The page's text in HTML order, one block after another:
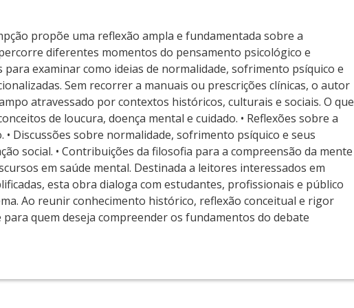
propõe uma reflexão ampla e fundamentada sobre a
diferentes momentos do pensamento psicológico e
examinar como ideias de normalidade, sofrimento psíquico e
Sem recorrer a manuais ou prescrições clínicas, o autor
atravessado por contextos históricos, culturais e sociais. O que
de loucura, doença mental e cuidado. • Reflexões sobre a
Discussões sobre normalidade, sofrimento psíquico e seus
social. • Contribuições da filosofia para a compreensão da mente
em saúde mental. Destinada a leitores interessados em
esta obra dialoga com estudantes, profissionais e público
Ao reunir conhecimento histórico, reflexão conceitual e rigor
quem deseja compreender os fundamentos do debate